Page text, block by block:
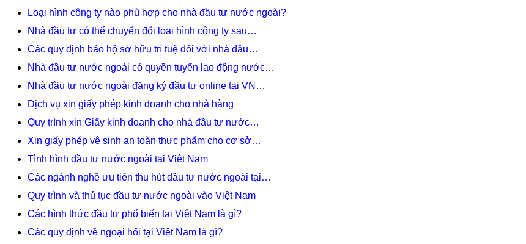
Loại hình công ty nào phù hợp cho nhà đầu tư nước ngoài?
Nhà đầu tư có thể chuyển đổi loại hình công ty sau…
Các quy định bảo hộ sở hữu trí tuệ đối với nhà đầu…
Nhà đầu tư nước ngoài có quyền tuyển lao động nước…
Nhà đầu tư nước ngoài đăng ký đầu tư online tại VN…
Dịch vụ xin giấy phép kinh doanh cho nhà hàng
Quy trình xin Giấy kinh doanh cho nhà đầu tư nước…
Xin giấy phép vệ sinh an toàn thực phẩm cho cơ sở…
Tình hình đầu tư nước ngoài tại Việt Nam
Các ngành nghề ưu tiên thu hút đầu tư nước ngoài tại…
Quy trình và thủ tục đầu tư nước ngoài vào Việt Nam
Các hình thức đầu tư phổ biến tại Việt Nam là gì?
Các quy định về ngoại hối tại Việt Nam là gì?